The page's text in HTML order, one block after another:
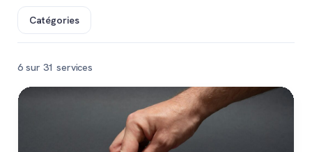
Catégories
6 sur 31 services